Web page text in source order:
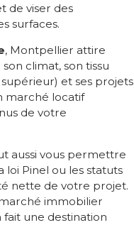
de viser des
surfaces.
, Montpellier attire
climat, son tissu
et ses projets
marché locatif
de votre
aussi vous permettre
loi Pinel ou les statuts
nette de votre projet.
immobilier
une destination